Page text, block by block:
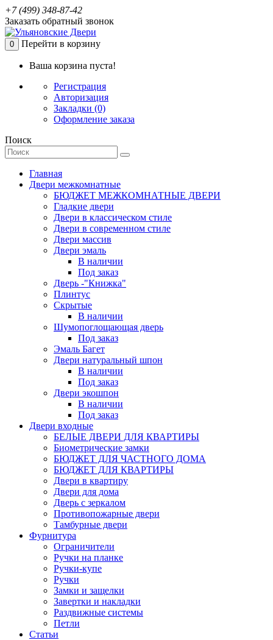
+7 (499) 348-87-42
Заказать обратный звонок
0 Перейти в корзину
Ваша корзина пуста!
Регистрация
Авторизация
Закладки (0)
Оформление заказа
Поиск
Главная
Двери межкомнатные
БЮДЖЕТ МЕЖКОМНАТНЫЕ ДВЕРИ
Гладкие двери
Двери в классическом стиле
Двери в современном стиле
Двери массив
Двери эмаль
В наличии
Под заказ
Дверь -"Книжка"
Плинтус
Скрытые
В наличии
Шумопоглощающая дверь
Под заказ
Эмаль Багет
Двери натуральный шпон
В наличии
Под заказ
Двери экошпон
В наличии
Под заказ
Двери входные
БЕЛЫЕ ДВЕРИ ДЛЯ КВАРТИРЫ
Биометрические замки
БЮДЖЕТ ДЛЯ ЧАСТНОГО ДОМА
БЮДЖЕТ ДЛЯ КВАРТИРЫ
Двери в квартиру
Двери для дома
Дверь с зеркалом
Противопожарные двери
Тамбурные двери
Фурнитура
Ограничители
Ручки на планке
Ручки-купе
Ручки
Замки и защелки
Завертки и накладки
Раздвижные системы
Петли
Статьи